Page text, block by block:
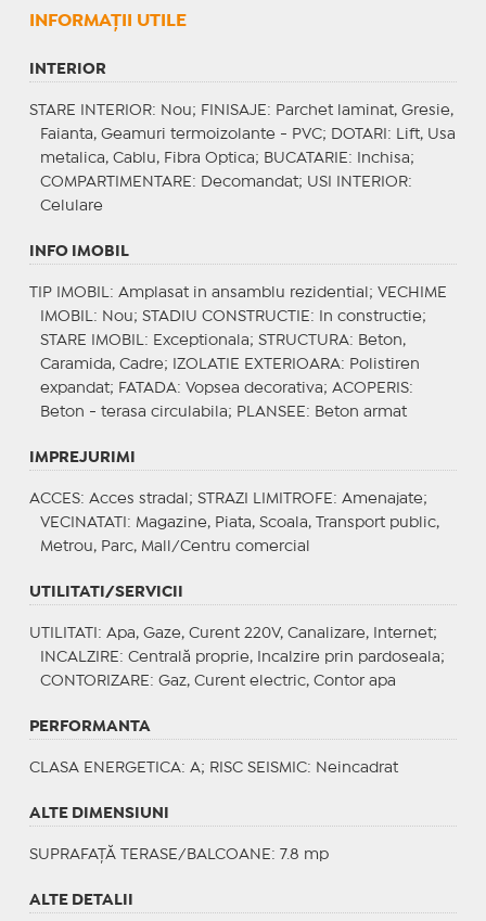
INFORMAŢII UTILE
INTERIOR
STARE INTERIOR: Nou; FINISAJE : Parchet laminat, Gresie,
Faianta, Geamuri termoizolante - PVC;
DOTARI : Lift, Usa
metalica, Cablu, Fibra Optica; BUCATARIE : Inchisa;
COMPARTIMENTARE : Decomandat; USI INTERIOR:
Celulare
INFO IMOBIL
TIP IMOBIL : Amplasat in ansamblu rezidential; VECHIME
IMOBIL : Nou; STADIU CONSTRUCTIE : In constructie;
STARE IMOBIL : Exceptionala; STRUCTURA: Beton,
Caramida, Cadre;
IZOLATIE EXTERIOARA: Polistiren
expandat; FATADA: Vopsea decorativa; ACOPERIS:
Beton - terasa circulabila; PLANSEE : Beton armat
IMPREJURIMI
ACCES: Acces stradal; STRAZI LIMITROFE : Amenajate;
VECINATATI : Magazine, Piata, Scoala, Transport public,
Metrou, Parc, Mall/Centru comercial
UTILITATI/SERVICII
UTILITATI : Apa, Gaze, Curent 220V, Canalizare, Internet;
INCALZIRE : Centrală proprie, Incalzire prin pardoseala;
CONTORIZARE : Gaz, Curent electric, Contor apa
PERFORMANTA
CLASA ENERGETICA: A; RISC SEISMIC: Neincadrat
ALTE DIMENSIUNI
SUPRAFAȚĂ TERASE/BALCOANE: 7.8 mp
ALTE DETALII